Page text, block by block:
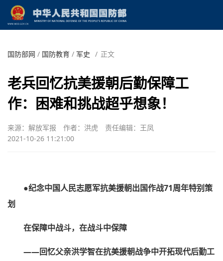
国防部网 / 国防教育 / 军史 / 正文
老兵回忆抗美援朝后勤保障工
作：困难和挑战超乎想象！
来源：解放军报 作者：洪虎
责任编辑：王凤
2021-10-26 11:21:00
●纪念中国人民志愿军抗美援朝出国作战71周年特别策
划
在保障中战斗，在战斗中保障
——回忆父亲洪学智在抗美援朝战争中开拓现代后勤工